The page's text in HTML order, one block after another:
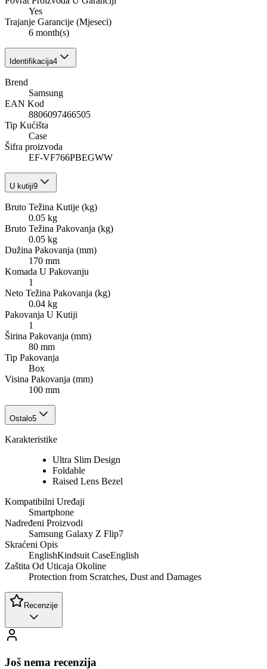
Yes
Trajanje Garancije (Mjeseci)
6 month(s)
Identifikacija4
Brend
Samsung
EAN Kod
8806097466505
Tip Kućišta
Case
Šifra proizvoda
EF-VF766PBEGWW
U kutiji9
Bruto Težina Kutije (kg)
0.05 kg
Bruto Težina Pakovanja (kg)
0.05 kg
Dužina Pakovanja (mm)
170 mm
Komada U Pakovanju
1
Neto Težina Pakovanja (kg)
0.04 kg
Pakovanja U Kutiji
1
Širina Pakovanja (mm)
80 mm
Tip Pakovanja
Box
Visina Pakovanja (mm)
100 mm
Ostalo5
Karakteristike
Ultra Slim Design
Foldable
Raised Lens Bezel
Kompatibilni Uređaji
Smartphone
Nadređeni Proizvodi
Samsung Galaxy Z Flip7
Skraćeni Opis
EnglishKindsuit CaseEnglish
Zaštita Od Uticaja Okoline
Protection from Scratches, Dust and Damages
Recenzije
Još nema recenzija